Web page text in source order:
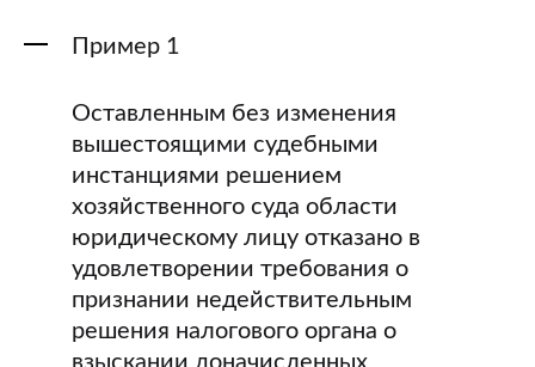
Пример 1
Оставленным без изменения
вышестоящими судебными
инстанциями решением
хозяйственного суда области
юридическому лицу отказано в
удовлетворении требования о
признании недействительным
решения налогового органа о
взыскании доначисленных